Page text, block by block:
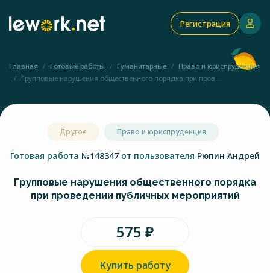
Регистрация
Главная Готовые работы Гуманитарные
Право и юриспруденция
Групповые нарушения общественного порядка при пров...
Другое Право и юриспруденция
Готовая работа №148347 от пользователя Рюпин Андрей
Групповые нарушения общественного порядка
при проведении публичных мероприятий
575 ₽
Купить работу